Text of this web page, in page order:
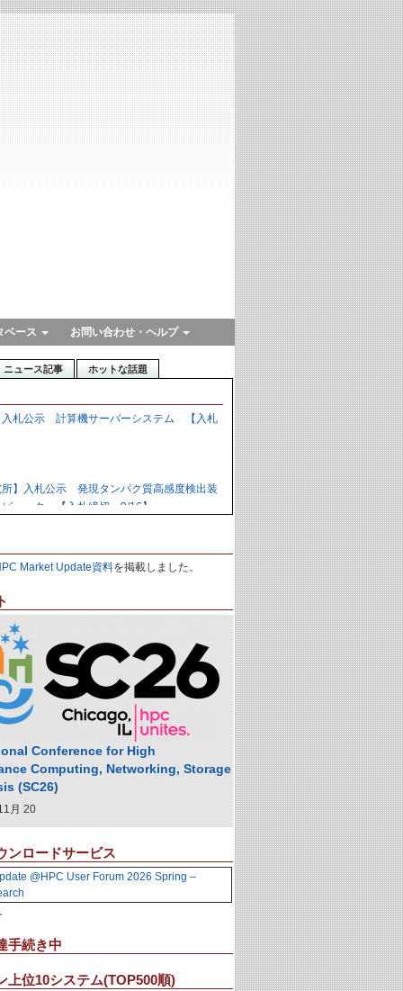
ベース お問い合わせ・ヘルプ
ニュース記事 ホットな話題
入札公示 計算機サーバーシステム 【入札
所】入札公示 発現タンパク質高感度検出装
ュータ 【入札締切：9/16】
究開発機構】資料招請 ＧＰＵ計算機シス
究開発機構】入札公示 炉心損傷解析用ク
の購入 【入札締切：9/29】
落札公示 人工知能用計算ノード 【株式会
円
Market Update資料を掲載しました。
Conference for High
Computing, Networking, Storage
(SC26)
月 20
ンロードサービス
@HPC User Forum 2026 Spring –
手続き中
上位10システム(TOP500順)